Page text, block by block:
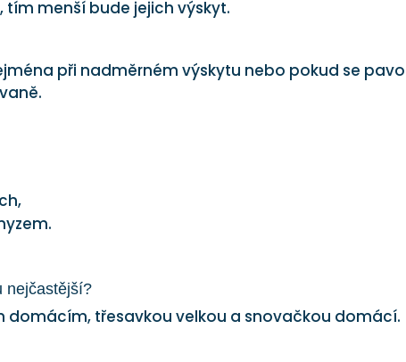
menší bude jejich výskyt.
při nadměrném výskytu nebo pokud se
nejčastější?
domácím, třesavkou velkou a snovačkou domácí.